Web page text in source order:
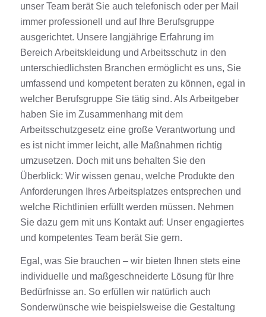
unser Team berät Sie auch telefonisch oder per Mail
immer professionell und auf Ihre Berufsgruppe
ausgerichtet. Unsere langjährige Erfahrung im
Bereich Arbeitskleidung und Arbeitsschutz in den
unterschiedlichsten Branchen ermöglicht es uns, Sie
umfassend und kompetent beraten zu können, egal in
welcher Berufsgruppe Sie tätig sind. Als Arbeitgeber
haben Sie im Zusammenhang mit dem
Arbeitsschutzgesetz eine große Verantwortung und
es ist nicht immer leicht, alle Maßnahmen richtig
umzusetzen. Doch mit uns behalten Sie den
Überblick: Wir wissen genau, welche Produkte den
Anforderungen Ihres Arbeitsplatzes entsprechen und
welche Richtlinien erfüllt werden müssen. Nehmen
Sie dazu gern mit uns Kontakt auf: Unser engagiertes
und kompetentes Team berät Sie gern.
Egal, was Sie brauchen – wir bieten Ihnen stets eine
individuelle und maßgeschneiderte Lösung für Ihre
Bedürfnisse an. So erfüllen wir natürlich auch
Sonderwünsche wie beispielsweise die Gestaltung